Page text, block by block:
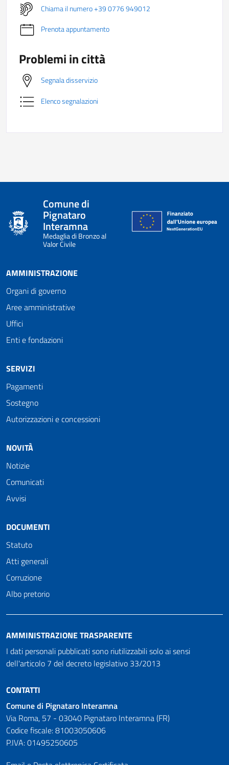
Chiama il numero +39 0776 949012
Prenota appuntamento
Problemi in città
Segnala disservizio
Elenco segnalazioni
Comune di
Pignataro
Interamna
Medaglia di Bronzo al
Valor Civile
AMMINISTRAZIONE
Organi di governo
Aree amministrative
Uffici
Enti e fondazioni
SERVIZI
Pagamenti
Sostegno
Autorizzazioni e concessioni
NOVITÀ
Notizie
Comunicati
Avvisi
DOCUMENTI
Statuto
Atti generali
Corruzione
Albo pretorio
AMMINISTRAZIONE TRASPARENTE
I dati personali pubblicati sono riutilizzabili solo ai sensi
dell'articolo 7 del decreto legislativo 33/2013
CONTATTI
Comune di Pignataro Interamna
Via Roma, 57 - 03040 Pignataro Interamna (FR)
Codice fiscale: 81003050606
P.IVA: 01495250605